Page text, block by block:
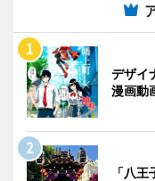
デザイ
漫画動
「八